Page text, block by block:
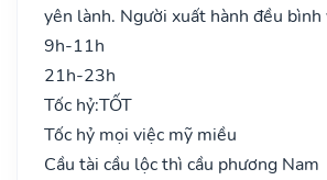
yên lành. Người xuất hành đều bình
9h-11h
21h-23h
Tốc hỷ:TỐT
Tốc hỷ mọi việc mỹ miều
Cầu tài cầu lộc thì cầu phương Nam